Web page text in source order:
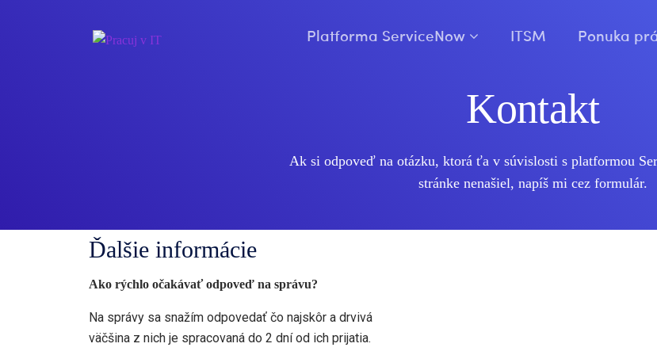
Platforma ServiceNow ITSM Ponuka
Kontakt
Ak si odpoveď na otázku, ktorá ťa v súvislosti s platformou
stránke nenašiel, napíš mi cez formulár.
Ďalšie informácie
Ako rýchlo očakávať odpoveď na správu?
Na správy sa snažím odpovedať čo najskôr a drvivá
väčšina z nich je spracovaná do 2 dní od ich prijatia.